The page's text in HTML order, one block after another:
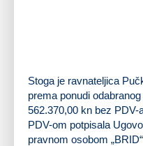
Stoga je ravnateljica
prema ponudi
562.370,00 kn bez
PDV-om potpisala
pravnom osobom